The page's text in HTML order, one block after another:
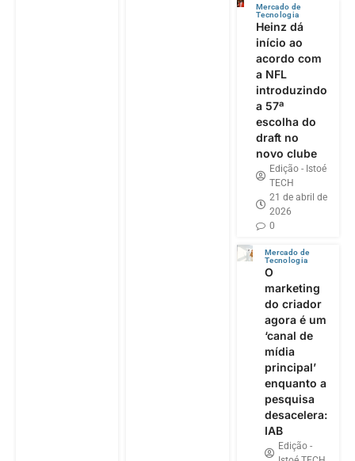
Mercado de
Tecnologia
Heinz dá
início ao
acordo com
a NFL
introduzindo
a 57ª
escolha do
draft no
novo clube
Edição - Istoé
TECH
21 de abril de
2026
0
Mercado de
Tecnologia
O
marketing
do criador
agora é um
‘canal de
mídia
principal’
enquanto a
pesquisa
desacelera:
IAB
Edição -